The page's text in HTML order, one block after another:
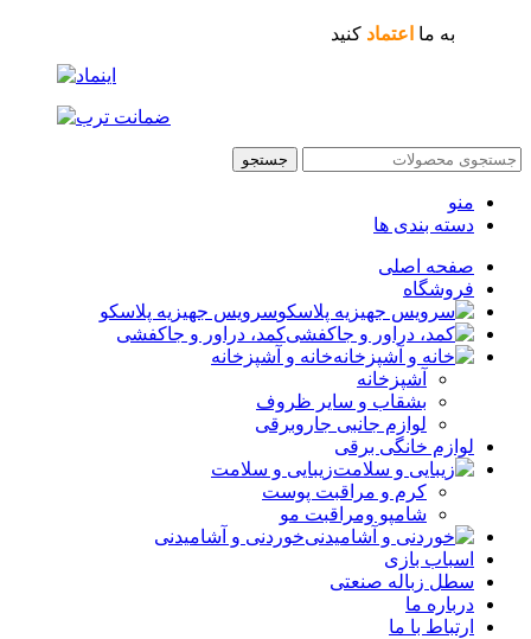
به ما اعتماد کنید
جستجو
منو
دسته بندی ها
صفحه اصلی
فروشگاه
سرویس جهیزیه پلاسکو
کمد، دراور و جاکفشی
خانه و آشپزخانه
آشپزخانه
بشقاب و سایر ظروف
لوازم جانبی جاروبرقی
لوازم خانگی برقی
زیبایی و سلامت
کرم و مراقبت پوست
شامپو ومراقبت مو
خوردنی و آشامیدنی
اسباب بازی
سطل زباله صنعتی
درباره ما
ارتباط با ما